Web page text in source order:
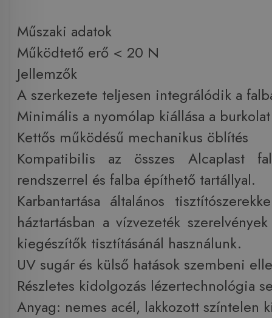
Műszaki adatok
Működtető erő < 20 N
Jellemzők
A szerkezete teljesen integrálódik a
Minimális a nyomólap kiállása a
Kettős működésű mechanikus öblítés
Kompatibilis az összes Alcaplast
rendszerrel és falba építhető tartállyal.
Karbantartása általános
háztartásban a vízvezeték
kiegészítők tisztításánál használunk.
UV sugár és külső hatások szembeni
Részletes kidolgozás lézertechnológia
Anyag: nemes acél, lakkozott színtelen